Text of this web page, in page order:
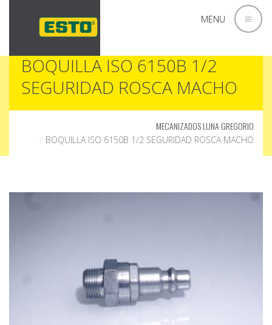
MENU
BOQUILLA ISO 6150B 1/2
SEGURIDAD ROSCA MACHO
MECANIZADOS LUNA GREGORIO
BOQUILLA ISO 6150B 1/2 SEGURIDAD ROSCA MACHO